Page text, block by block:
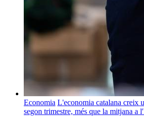
Economia L'economia catalana creix
segon trimestre, més que la mitjana a